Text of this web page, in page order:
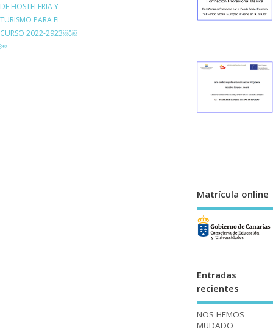
DE HOSTELERIA Y
TURISMO PARA EL
CURSO 2022-2923￼￼
￼
Matrícula online
Entradas
recientes
NOS HEMOS
MUDADO